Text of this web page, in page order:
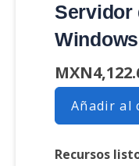
Servidor
Añadir al
Recursos